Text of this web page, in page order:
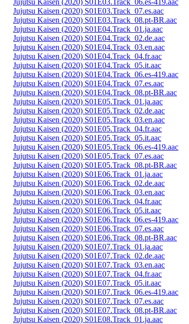
Jujutsu Kaisen (2020) S01E03.Track_07.es.aac
Jujutsu Kaisen (2020) S01E03.Track_08.pt-BR.aac
Jujutsu Kaisen (2020) S01E04.Track_01.ja.aac
Jujutsu Kaisen (2020) S01E04.Track_02.de.aac
Jujutsu Kaisen (2020) S01E04.Track_03.en.aac
Jujutsu Kaisen (2020) S01E04.Track_04.fr.aac
Jujutsu Kaisen (2020) S01E04.Track_05.it.aac
Jujutsu Kaisen (2020) S01E04.Track_06.es-419.aac
Jujutsu Kaisen (2020) S01E04.Track_07.es.aac
Jujutsu Kaisen (2020) S01E04.Track_08.pt-BR.aac
Jujutsu Kaisen (2020) S01E05.Track_01.ja.aac
Jujutsu Kaisen (2020) S01E05.Track_02.de.aac
Jujutsu Kaisen (2020) S01E05.Track_03.en.aac
Jujutsu Kaisen (2020) S01E05.Track_04.fr.aac
Jujutsu Kaisen (2020) S01E05.Track_05.it.aac
Jujutsu Kaisen (2020) S01E05.Track_06.es-419.aac
Jujutsu Kaisen (2020) S01E05.Track_07.es.aac
Jujutsu Kaisen (2020) S01E05.Track_08.pt-BR.aac
Jujutsu Kaisen (2020) S01E06.Track_01.ja.aac
Jujutsu Kaisen (2020) S01E06.Track_02.de.aac
Jujutsu Kaisen (2020) S01E06.Track_03.en.aac
Jujutsu Kaisen (2020) S01E06.Track_04.fr.aac
Jujutsu Kaisen (2020) S01E06.Track_05.it.aac
Jujutsu Kaisen (2020) S01E06.Track_06.es-419.aac
Jujutsu Kaisen (2020) S01E06.Track_07.es.aac
Jujutsu Kaisen (2020) S01E06.Track_08.pt-BR.aac
Jujutsu Kaisen (2020) S01E07.Track_01.ja.aac
Jujutsu Kaisen (2020) S01E07.Track_02.de.aac
Jujutsu Kaisen (2020) S01E07.Track_03.en.aac
Jujutsu Kaisen (2020) S01E07.Track_04.fr.aac
Jujutsu Kaisen (2020) S01E07.Track_05.it.aac
Jujutsu Kaisen (2020) S01E07.Track_06.es-419.aac
Jujutsu Kaisen (2020) S01E07.Track_07.es.aac
Jujutsu Kaisen (2020) S01E07.Track_08.pt-BR.aac
Jujutsu Kaisen (2020) S01E08.Track_01.ja.aac